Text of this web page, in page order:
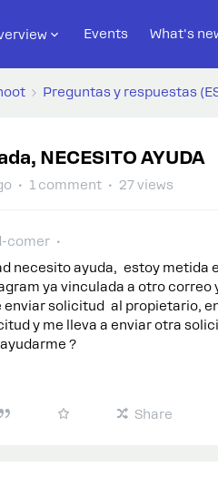
Events What's
Preguntas y respuestas
NECESITO AYUDA
1 comment 27 views
comer
necesito ayuda, estoy metida
ya vinculada a otro correo
enviar solicitud al propietario,
y me lleva a enviar otra
?
Share